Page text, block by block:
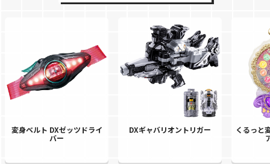
変身ベルト DXゼッツドライ
バー
DXギャバリオントリガー
くるっと